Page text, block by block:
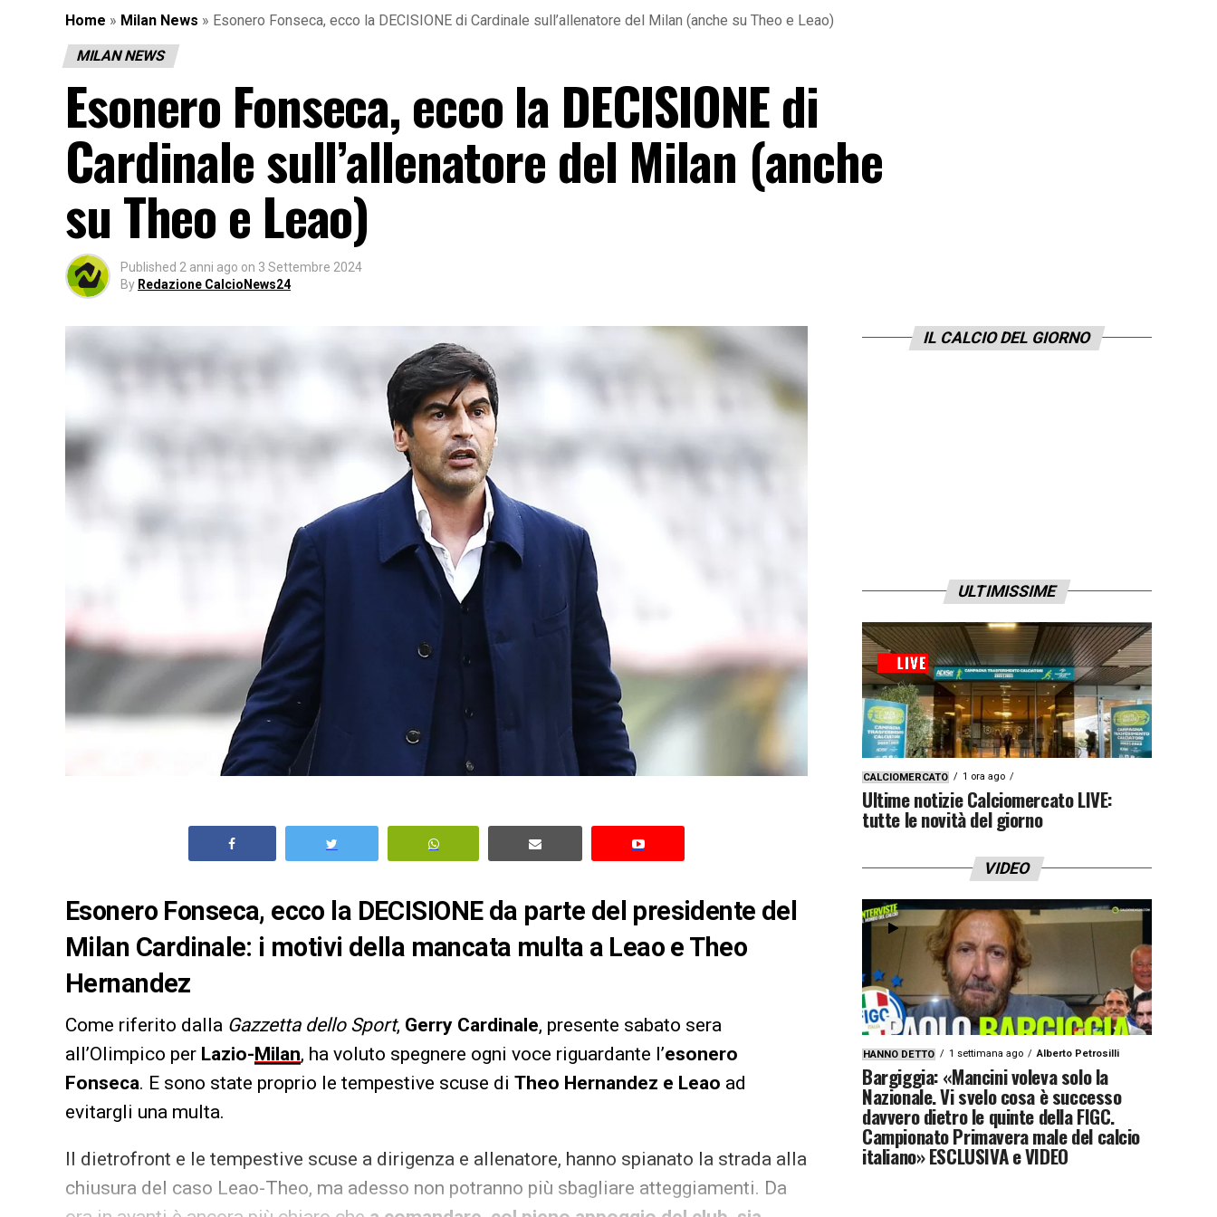
Home » Milan News » Esonero Fonseca, ecco la DECISIONE di Cardinale sull’allenatore del Milan (anche su Theo e Leao)
MILAN NEWS
Esonero Fonseca, ecco la DECISIONE di
Cardinale sull’allenatore del Milan (anche
su Theo e Leao)
Published 2 anni ago on 3 Settembre 2024
By Redazione CalcioNews24
Esonero Fonseca, ecco la DECISIONE da parte del presidente del
Milan Cardinale: i motivi della mancata multa a Leao e Theo
Hernandez
Come riferito dalla Gazzetta dello Sport, Gerry Cardinale, presente sabato sera
all’Olimpico per Lazio-Milan, ha voluto spegnere ogni voce riguardante l’esonero
Fonseca. E sono state proprio le tempestive scuse di Theo Hernandez e Leao ad
evitargli una multa.
Il dietrofront e le tempestive scuse a dirigenza e allenatore, hanno spianato la strada alla
chiusura del caso Leao-Theo, ma adesso non potranno più sbagliare atteggiamenti. Da
IL CALCIO DEL GIORNO
ULTIMISSIME
CALCIOMERCATO 1 ora ago
Ultime notizie Calciomercato LIVE:
tutte le novità del giorno
VIDEO
HANNO DETTO 1 settimana ago Alberto Petrosilli
Bargiggia: «Mancini voleva solo la
Nazionale. Vi svelo cosa è successo
davvero dietro le quinte della FIGC.
Campionato Primavera male del calcio
italiano» ESCLUSIVA e VIDEO